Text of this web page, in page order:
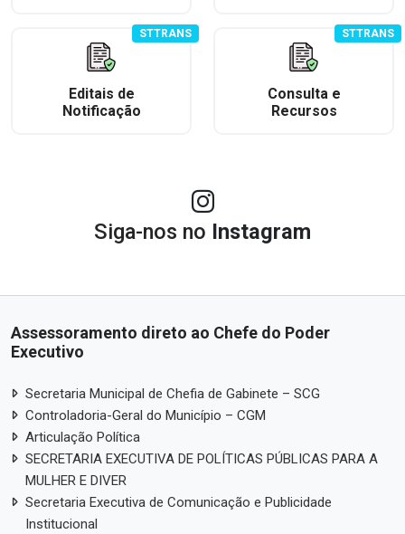
Editais de
Notificação
STTRANS
Consulta e
Recursos
STTRANS
Siga-nos no Instagram
Assessoramento direto ao Chefe do Poder
Executivo
Secretaria Municipal de Chefia de Gabinete – SCG
Controladoria-Geral do Município – CGM
Articulação Política
SECRETARIA EXECUTIVA DE POLÍTICAS PÚBLICAS PARA A
MULHER E DIVER
Secretaria Executiva de Comunicação e Publicidade
Institucional